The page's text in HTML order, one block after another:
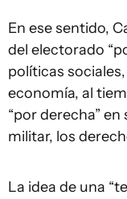
En ese sentido,
del electorado
políticas
economía, al
“por derecha”
militar, los
La idea de una